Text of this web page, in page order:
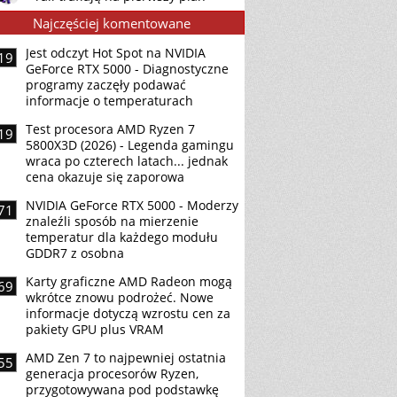
Najczęściej komentowane
Jest odczyt Hot Spot na NVIDIA
GeForce RTX 5000 - Diagnostyczne
programy zaczęły podawać
informacje o temperaturach
Test procesora AMD Ryzen 7
5800X3D (2026) - Legenda gamingu
wraca po czterech latach... jednak
cena okazuje się zaporowa
NVIDIA GeForce RTX 5000 - Moderzy
znaleźli sposób na mierzenie
temperatur dla każdego modułu
GDDR7 z osobna
Karty graficzne AMD Radeon mogą
wkrótce znowu podrożeć. Nowe
informacje dotyczą wzrostu cen za
pakiety GPU plus VRAM
AMD Zen 7 to najpewniej ostatnia
generacja procesorów Ryzen,
przygotowywana pod podstawkę